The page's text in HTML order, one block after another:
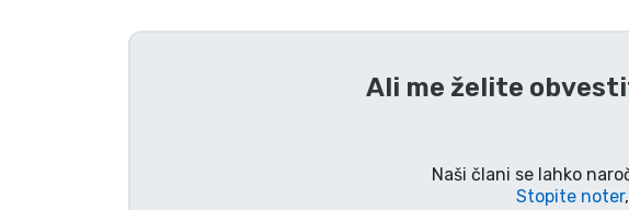
Ali me želite
Naši člani se lahko
Stopite noter
Tv serijske izdelki